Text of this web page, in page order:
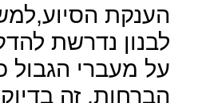
הענקת
לבנון נדרשת
על מעברי הגבול
הברחות, זה